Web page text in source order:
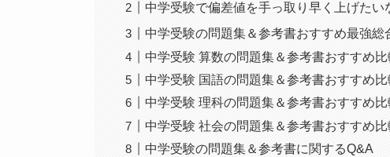
中学受験で偏差値を手っ取り早く上げたい
中学受験の問題集＆参考書おすすめ最強総
中学受験 算数の問題集＆参考書おすすめ
中学受験 国語の問題集＆参考書おすすめ
中学受験 理科の問題集＆参考書おすすめ
中学受験 社会の問題集＆参考書おすすめ
中学受験の問題集＆参考書に関するQ&A